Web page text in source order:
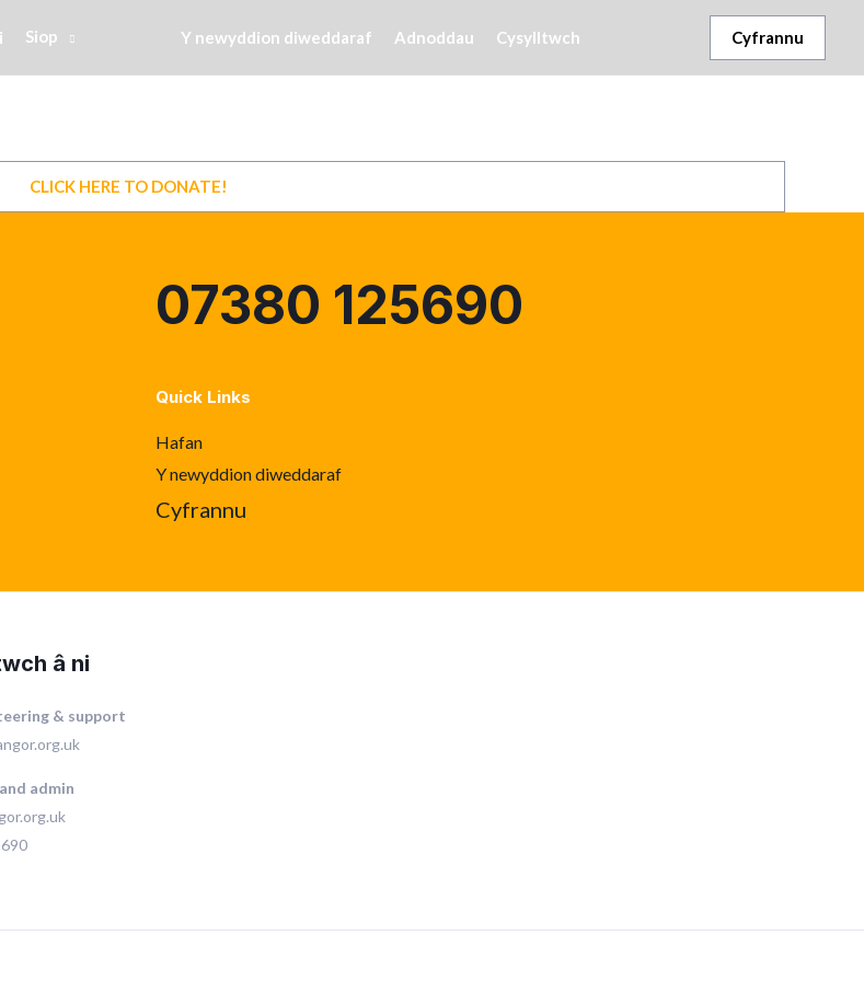
Siop Y newyddion diweddaraf Adnoddau Cysylltwch Cyfrannu
CLICK HERE TO DONATE!
07380 125690
Quick Links
Hafan
Y newyddion diweddaraf
Cyfrannu
â ni
& support
admin